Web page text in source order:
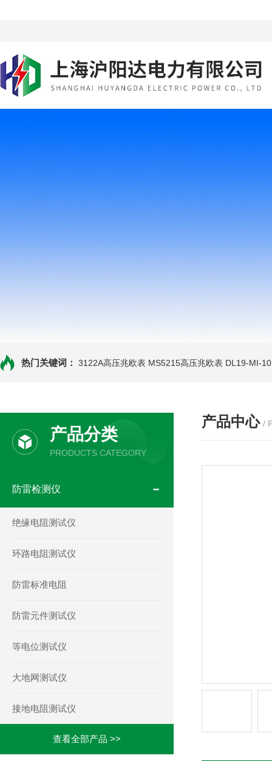
热门关键词： 3122A高压兆欧表 MS5215高压兆欧表 DL19-MI-
产品分类
PRODUCTS CATEGORY
防雷检测仪
绝缘电阻测试仪
环路电阻测试仪
防雷标准电阻
防雷元件测试仪
等电位测试仪
大地网测试仪
接地电阻测试仪
查看全部产品 >>
产品中心 /